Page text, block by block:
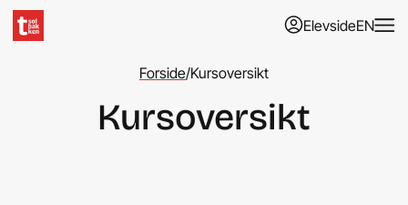
ElevsideEN
Forside/Kursoversikt
Kursoversikt